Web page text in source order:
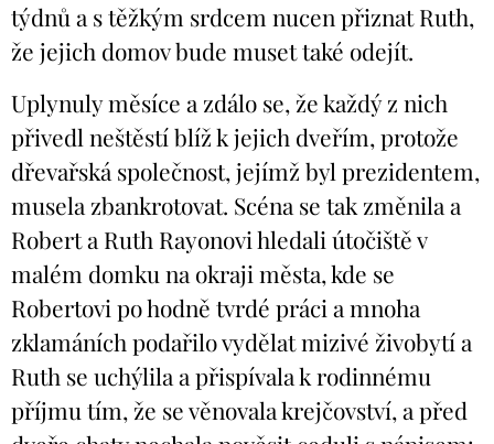
týdnů a s těžkým srdcem nucen přiznat Ruth,
že jejich domov bude muset také odejít.
Uplynuly měsíce a zdálo se, že každý z nich
přivedl neštěstí blíž k jejich dveřím, protože
dřevařská společnost, jejímž byl prezidentem,
musela zbankrotovat. Scéna se tak změnila a
Robert a Ruth Rayonovi hledali útočiště v
malém domku na okraji města, kde se
Robertovi po hodně tvrdé práci a mnoha
zklamáních podařilo vydělat mizivé živobytí a
Ruth se uchýlila a přispívala k rodinnému
příjmu tím, že se věnovala krejčovství, a před